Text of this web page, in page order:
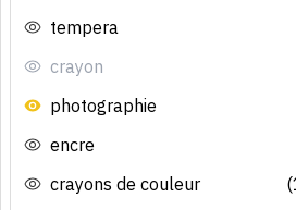
tempera
crayon
photographie
encre
crayons de couleur